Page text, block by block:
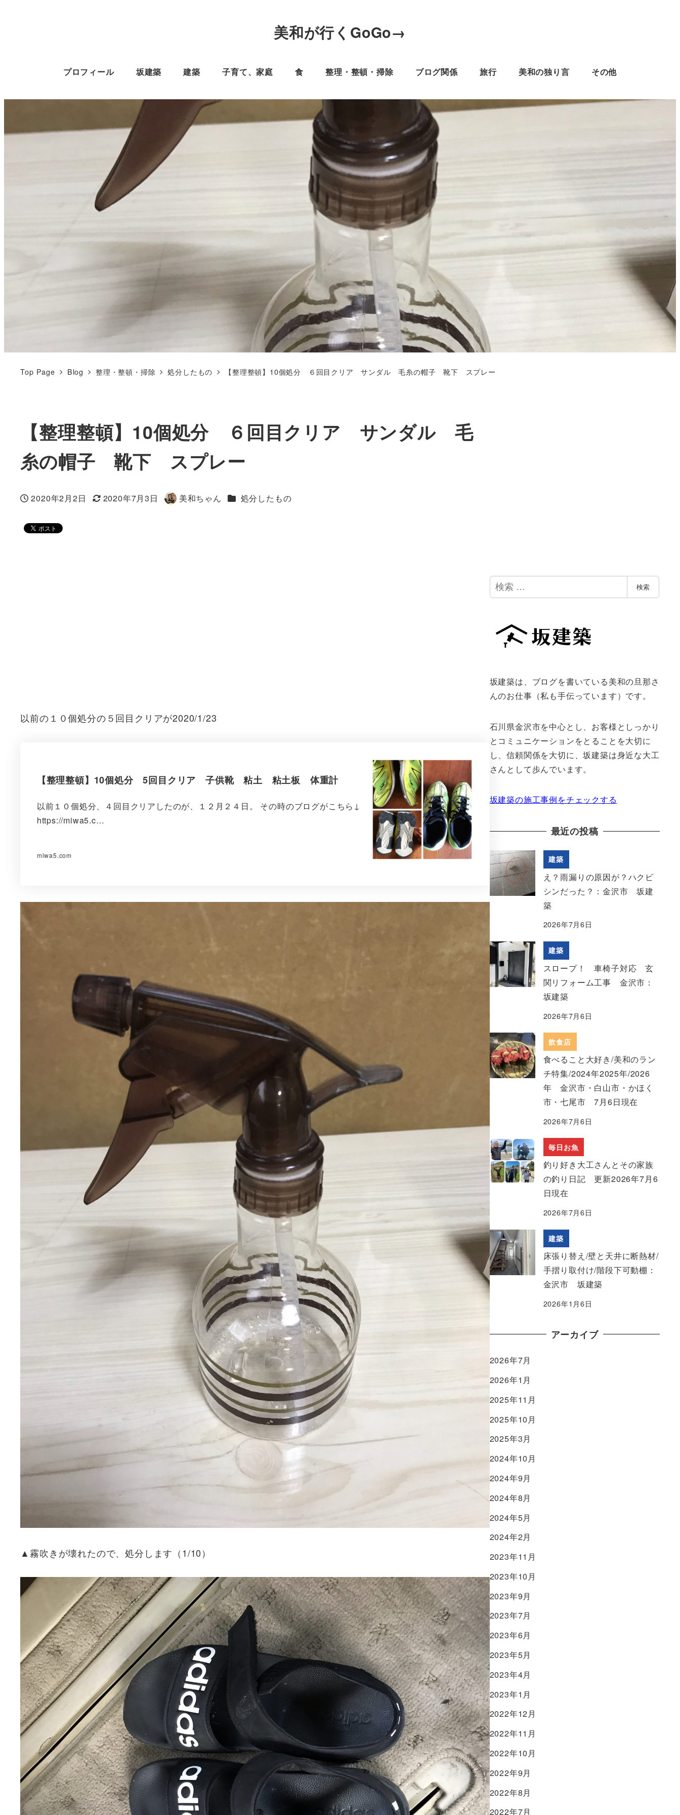
美和が行くGoGo→
プロフィール 坂建築 建築 子育て、家庭 食 整理・整頓・掃除 ブログ関係 旅行 美和の独り言 その他
Top Page Blog 整理・整頓・掃除 処分したもの 【整理整頓】10個処分 ６回目クリア サンダル 毛糸の帽子 靴下 スプレー
【整理整頓】10個処分 ６回目クリア サンダル 毛
糸の帽子 靴下 スプレー
投稿日
2020年2月2日
更新日
2020年7月3日
著
美和ちゃん カテゴリー
処分したもの
以前の１０個処分の５回目クリアが2020/1/23
【整理整頓】10個処分 5回目クリア 子供靴 粘土 粘土板 体重計
以前１０個処分、４回目クリアしたのが、１２月２４日。 その時のブログがこちら↓
https://miwa5.c…
miwa5.com
▲霧吹きが壊れたので、処分します（1/10）
検
索
検索
坂建築は、ブログを書いている美和の旦那さ
んのお仕事（私も手伝っています）です。
石川県金沢市を中心とし、お客様としっかり
とコミュニケーションをとることを大切に
し、信頼関係を大切に、坂建築は身近な大工
さんとして歩んでいます。
坂建築の施工事例をチェックする
最近の投稿
建築
え？雨漏りの原因が？ハクビ
シンだった？：金沢市 坂建
築
2026年7月6日
建築
スロープ！ 車椅子対応 玄
関リフォーム工事 金沢市：
坂建築
2026年7月6日
飲食店
食べること大好き/美和のラン
チ特集/2024年2025年/2026
年 金沢市・白山市・かほく
市・七尾市 7月6日現在
2026年7月6日
毎日お魚
釣り好き大工さんとその家族
の釣り日記 更新2026年7月6
日現在
2026年7月6日
建築
床張り替え/壁と天井に断熱材/
手摺り取付け/階段下可動棚：
金沢市 坂建築
2026年1月6日
アーカイブ
2026年7月
2026年1月
2025年11月
2025年10月
2025年3月
2024年10月
2024年9月
2024年8月
2024年5月
2024年2月
2023年11月
2023年10月
2023年9月
2023年7月
2023年6月
2023年5月
2023年4月
2023年1月
2022年12月
2022年11月
2022年10月
2022年9月
2022年8月
2022年7月